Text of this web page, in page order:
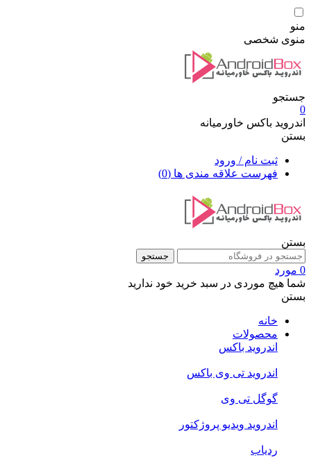
منو
منوی شخصی
جستجو
0
اندروید باکس خاورمیانه
بستن
ثبت نام / ورود
فهرست علاقه مندی ها (0)
بستن
جستجو
0 مورد
شما هیچ موردی در سبد خرید خود ندارید
بستن
خانه
محصولات
اندروید باکس
اندروید تی‌ وی باکس
گوگل تی وی
اندروید ویدیو پروژکتور
ردیاب